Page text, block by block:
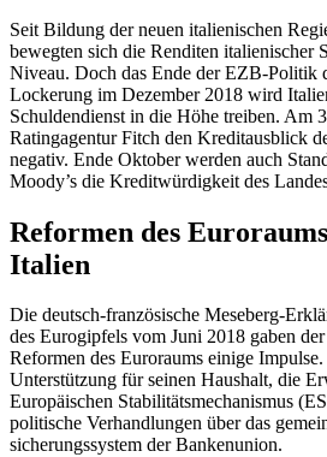
Seit Bildung der neuen italienischen
bewegten sich die Renditen italienischer
Niveau. Doch das Ende der EZB-Politik
Lockerung im De­zember 2018 wird
Schuldendienst in die Höhe treiben. Am
Ratingagentur Fitch den Kreditausblick
negativ. Ende Oktober werden auch
Moody’s die Kredit­würdigkeit des
Reformen des
Italien
Die deutsch-französische Meseberg-
des Eurogipfels vom Juni 2018 gaben
Reformen des Euroraums einige
Unterstützung für seinen Haushalt, die
Europäischen Stabilitätsmechanismus
politische Ver­handlungen über das
sicherungssystem der Bankenunion.